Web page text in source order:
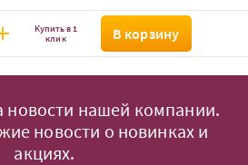
Купить в 1
клик
В корзину
новости нашей компании.
новости о новинках и
акциях.